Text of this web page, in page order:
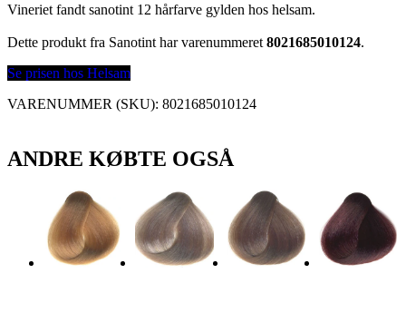
Vineriet fandt sanotint 12 hårfarve gylden hos helsam.
Dette produkt fra Sanotint har varenummeret 8021685010124.
Se prisen hos Helsam
VARENUMMER (SKU): 8021685010124
ANDRE KØBTE OGSÅ